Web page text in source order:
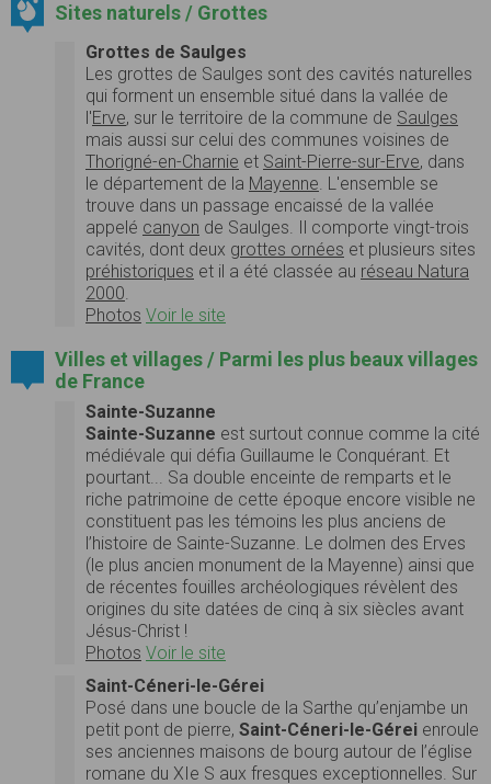
Sites naturels / Grottes
Grottes de Saulges
Les grottes de Saulges sont des cavités naturelles
qui forment un ensemble situé dans la vallée de
l'Erve, sur le territoire de la commune de Saulges
mais aussi sur celui des communes voisines de
Thorigné-en-Charnie et Saint-Pierre-sur-Erve, dans
le département de la Mayenne. L'ensemble se
trouve dans un passage encaissé de la vallée
appelé canyon de Saulges. Il comporte vingt-trois
cavités, dont deux grottes ornées et plusieurs sites
préhistoriques et il a été classée au réseau Natura
2000.
Photos Voir le site
Villes et villages / Parmi les plus beaux villages
de France
Sainte-Suzanne
Sainte-Suzanne est surtout connue comme la cité
médiévale qui défia Guillaume le Conquérant. Et
pourtant... Sa double enceinte de remparts et le
riche patrimoine de cette époque encore visible ne
constituent pas les témoins les plus anciens de
l’histoire de Sainte-Suzanne. Le dolmen des Erves
(le plus ancien monument de la Mayenne) ainsi que
de récentes fouilles archéologiques révèlent des
origines du site datées de cinq à six siècles avant
Jésus-Christ !
Photos Voir le site
Saint-Céneri-le-Gérei
Posé dans une boucle de la Sarthe qu’enjambe un
petit pont de pierre, Saint-Céneri-le-Gérei enroule
ses anciennes maisons de bourg autour de l’église
romane du XIe S aux fresques exceptionnelles. Sur